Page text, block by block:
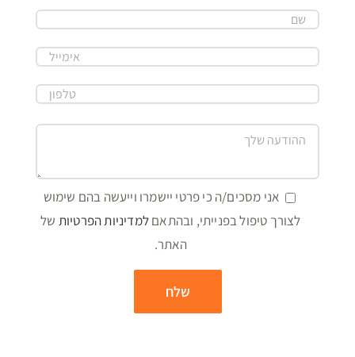
אני מסכים/ה כי פרטי יישמרו וייעשה בהם שימוש
לצורך טיפול בפנייתי, ובהתאםלמדיניות הפרטיות של
האתר.